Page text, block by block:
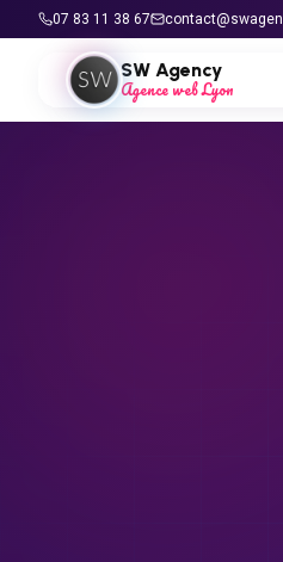
Aller au contenu
07 83 11 38 67
SW Agency
Agence web Lyon